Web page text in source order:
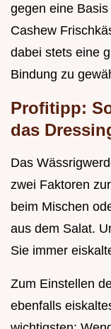
gegen eine
Cashew
dabei stets eine
Bindung zu
Profitipp:
das
Das
zwei Faktoren
beim Mischen
aus dem Salat.
Sie immer
Zum Einstellen
ebenfalls